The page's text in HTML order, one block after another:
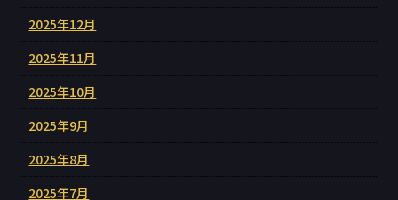
2025年12月
2025年11月
2025年10月
2025年9月
2025年8月
2025年7月